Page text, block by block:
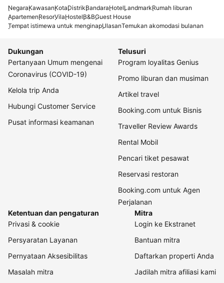
NegaraKawasanKotaDistrikBandaraHotelLandmarkRumah liburan
ApartemenResorVilaHostelB&BGuest House
Tempat istimewa untuk menginapUlasanTemukan akomodasi bulanan
Dukungan
Pertanyaan Umum mengenai
Coronavirus (COVID-19)
Kelola trip Anda
Hubungi Customer Service
Pusat informasi keamanan
Telusuri
Program loyalitas Genius
Promo liburan dan musiman
Artikel travel
Booking.com untuk Bisnis
Traveller Review Awards
Rental Mobil
Pencari tiket pesawat
Reservasi restoran
Booking.com untuk Agen
Perjalanan
Ketentuan dan pengaturan
Privasi & cookie
Persyaratan Layanan
Pernyataan Aksesibilitas
Masalah mitra
Mitra
Login ke Ekstranet
Bantuan mitra
Daftarkan properti Anda
Jadilah mitra afiliasi kami